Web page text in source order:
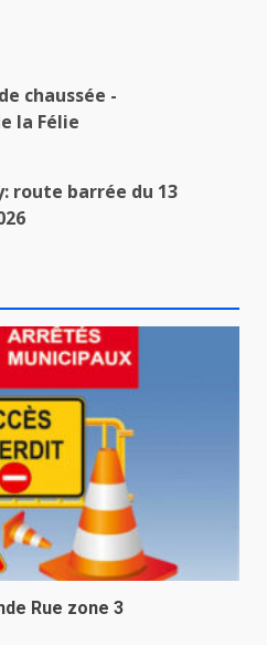
chaussée -
la Félie
route barrée du 13
Rue zone 3